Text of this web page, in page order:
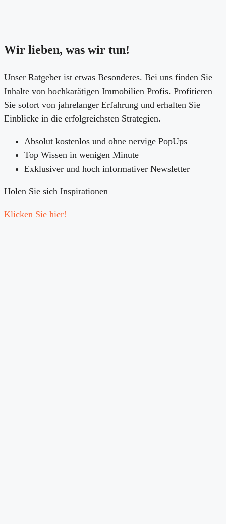
Wir lieben, was wir tun!
Unser Ratgeber ist etwas Besonderes. Bei uns finden Sie
Inhalte von hochkarätigen Immobilien Profis. Profitieren
Sie sofort von jahrelanger Erfahrung und erhalten Sie
Einblicke in die erfolgreichsten Strategien.
Absolut kostenlos und ohne nervige PopUps
Top Wissen in wenigen Minute
Exklusiver und hoch informativer Newsletter
Holen Sie sich Inspirationen
Klicken Sie hier!